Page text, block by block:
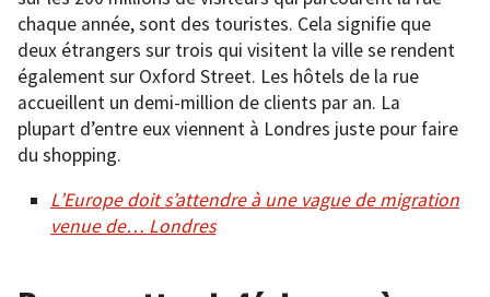
chaque année, sont des touristes. Cela signifie que
deux étrangers sur trois qui visitent la ville se rendent
également sur Oxford Street. Les hôtels de la rue
accueillent un demi-million de clients par an. La
plupart d’entre eux viennent à Londres juste pour faire
du shopping.
L’Europe doit s’attendre à une vague de migration
venue de… Londres